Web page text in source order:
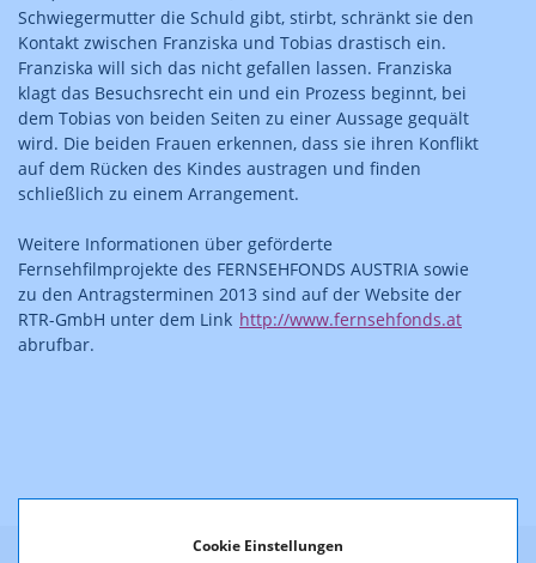
Cookie Einstellungen
Schwiegermutter die Schuld gibt, stirbt, schränkt sie den
Kontakt zwischen Franziska und Tobias drastisch ein.
Franziska will sich das nicht gefallen lassen. Franziska
klagt das Besuchsrecht ein und ein Prozess beginnt, bei
dem Tobias von beiden Seiten zu einer Aussage gequält
wird. Die beiden Frauen erkennen, dass sie ihren Konflikt
auf dem Rücken des Kindes austragen und finden
schließlich zu einem Arrangement.
Weitere Informationen über geförderte
Fernsehfilmprojekte des FERNSEHFONDS AUSTRIA sowie
zu den Antragsterminen 2013 sind auf der Website der
RTR-GmbH unter dem Link http://www.fernsehfonds.at
abrufbar.